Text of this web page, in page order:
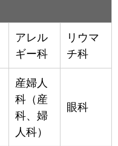
アレル
ギー科
リウマ
チ科
産婦人
科（産
科、婦
人科）
眼科